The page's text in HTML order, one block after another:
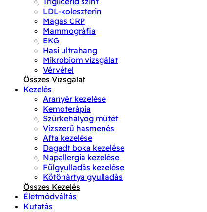
LDL-koleszterin
Magas CRP
Mammográfia
EKG
Hasi ultrahang
Mikrobiom vizsgálat
Vérvétel
Összes Vizsgálat
Kezelés
Aranyér kezelése
Kemoterápia
Szürkehályog műtét
Vízszerű hasmenés
Afta kezelése
Dagadt boka kezelése
Napallergia kezelése
Fülgyulladás kezelése
Kötőhártya gyulladás
Összes Kezelés
Életmódváltás
Kutatás